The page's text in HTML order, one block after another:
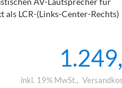
als LCR-(Links-Center-Rechts)
inkl. 19% MwSt.